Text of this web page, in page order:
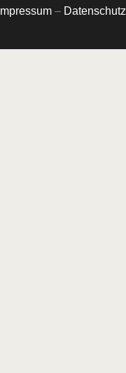
Impressum – Datenschutz